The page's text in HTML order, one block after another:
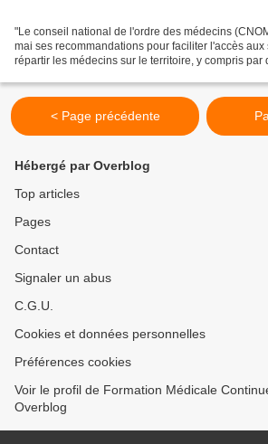
"Le conseil national de l'ordre des médecins
mai ses recommandations pour faciliter l'accès aux
répartir les médecins sur le territoire, y compris par
< Page précédente
Hébergé par Overblog
Top articles
Pages
Contact
Signaler un abus
C.G.U.
Cookies et données personnelles
Préférences cookies
Voir le profil de Formation Médicale
Overblog